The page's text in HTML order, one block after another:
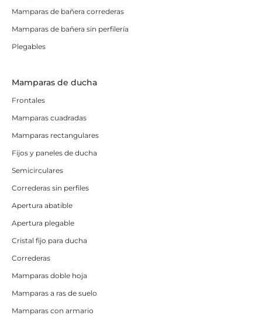
Mamparas de bañera correderas
Mamparas de bañera sin perfilería
Plegables
Mamparas de ducha
Frontales
Mamparas cuadradas
Mamparas rectangulares
Fijos y paneles de ducha
Semicirculares
Correderas sin perfiles
Apertura abatible
Apertura plegable
Cristal fijo para ducha
Correderas
Mamparas doble hoja
Mamparas a ras de suelo
Mamparas con armario